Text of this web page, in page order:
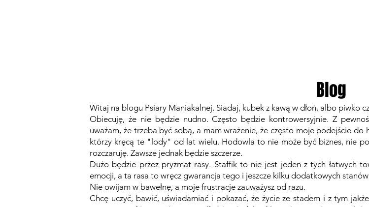
Blog
Witaj na blogu Psiary Maniakalnej. Siadaj, kubek z kawą w dłoń, albo piwko
Obiecuję, że nie będzie nudno. Często będzie kontrowersyjnie. Z
uważam, że trzeba być sobą, a mam wrażenie, że często moje podejście
którzy kręcą te "lody" od lat wielu. Hodowla to nie może być biznes, nie
rozczaruję. Zawsze jednak będzie szczerze.
Dużo będzie przez pryzmat rasy. Staffik to nie jest jeden z tych łatwych
emocji, a ta rasa to wręcz gwarancja tego i jeszcze kilku dodatkowych
Nie owijam w bawełnę, a moje frustracje zauważysz od razu.
Chcę uczyć, bawić, uświadamiać i pokazać, że życie ze stadem i z tym